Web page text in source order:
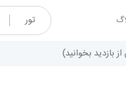
تور
بازدید بخوانید)